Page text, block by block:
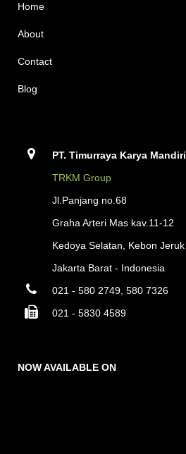
Home
About
Contact
Blog
PT. Timurraya Karya Mandiri
TRKM Group
Jl.Panjang no.68
Graha Arteri Mas kav.11-12
Kedoya Selatan, Kebon Jeruk
Jakarta Barat - Indonesia
021 - 580 2749, 580 7326
021 - 5830 4589
NOW AVAILABLE ON